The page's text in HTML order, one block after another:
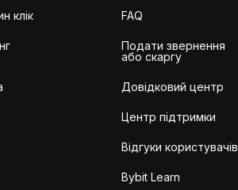
клік FAQ
Подати звернення
або скаргу
Довідковий центр
Центр підтримки
Відгуки користувачів
Bybit Learn